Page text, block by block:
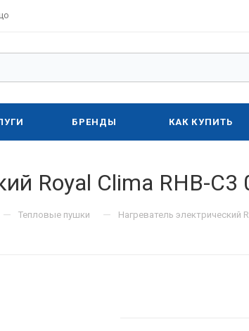
БРЕНДЫ КАК КУПИТЬ
Royal Clima RHB-
— Тепловые пушки — Нагреватель электрический